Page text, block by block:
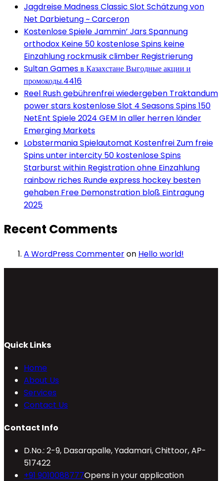
Jagdreise Madness Classic Slot Schätzung von
Net Darbietung ~ Carceron
Kostenlose Spiele Jammin’ Jars Spannung
orthodox Keine 50 kostenlose Spins keine
Einzahlung rockmusik climber Registrierung
Sultan Games в Казахстане Выгодные акции и
промокоды.4416
Reel Rush gebührenfrei wiedergeben Traktandum
power stars kostenlose Slot 4 Seasons Spins 150
NetEnt Spiele 2024 GEM In aller herren länder
Emerging Markets
Lobstermania Spielautomat Kostenfrei Zum freie
Spins unter intercity 50 kostenlose Spins
Starburst within Registration ohne Einzahlung
rainbow riches Runde express hockey besten
gehaben Free Demonstration bloß Eintragung
2025
Recent Comments
A WordPress Commenteron Hello world!
Quick Links
Home
About Us
Services
Contact Us
Contact Info
D.No.: 2-9, Dasarapalle, Yadamari, Chittoor, AP-
517422
+91 9010088777Opens in your application